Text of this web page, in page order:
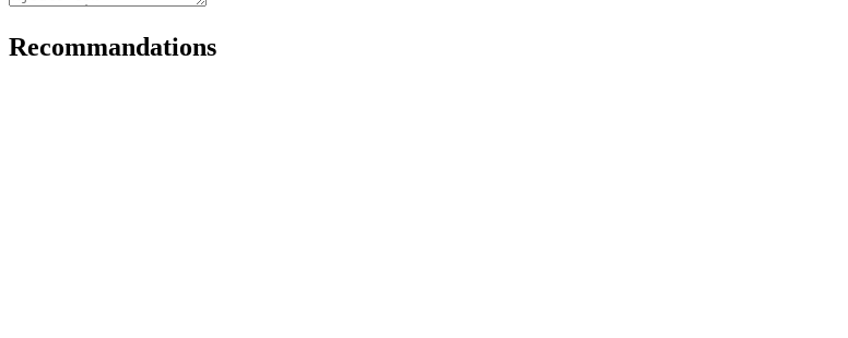
Recommandations